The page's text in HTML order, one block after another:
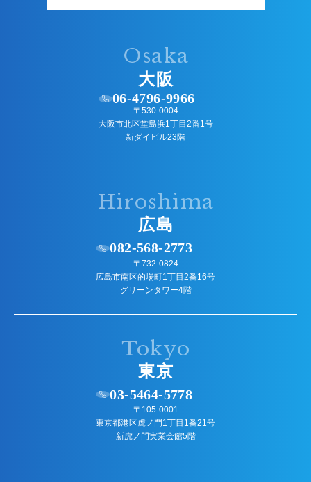
Osaka
大阪
06-4796-9966
〒530-0004
大阪市北区堂島浜1丁目2番1号
新ダイビル23階
Hiroshima
広島
082-568-2773
〒732-0824
広島市南区的場町1丁目2番16号
グリーンタワー4階
Tokyo
東京
03-5464-5778
〒105-0001
東京都港区虎ノ門1丁目1番21号
新虎ノ門実業会館5階